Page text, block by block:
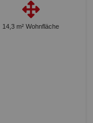
14,3 m² Wohnfläche